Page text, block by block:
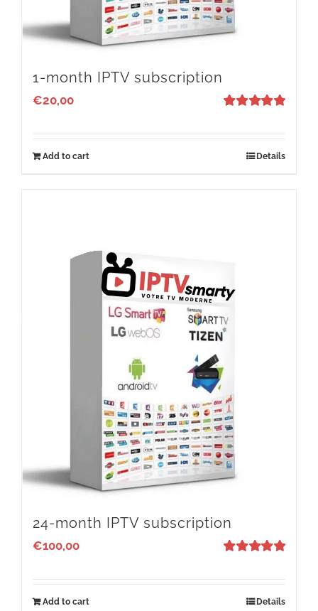
1-month IPTV subscription
€20,00
Add to cart Details
24-month IPTV subscription
€100,00
Add to cart Details